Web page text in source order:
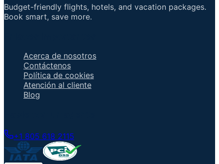
Budget-friendly flights, hotels, and vacation packages.
Book smart, save more.
Acerca de nosotros
Contáctenos
Política de cookies
Atención al cliente
Blog
+1 805 618 2115